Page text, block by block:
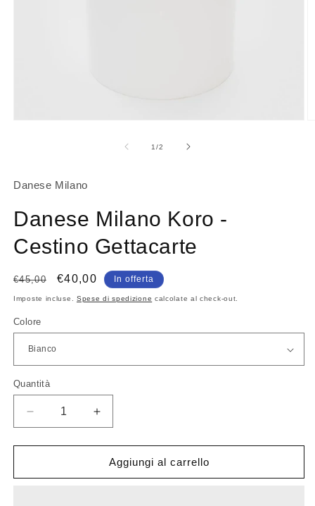
modale
1/su
2
Danese Milano
Danese Milano Koro -
Cestino Gettacarte
Prezzo
di
€45,00
Prezzo
scontato
€40,00 In offerta
Imposte incluse. Spese di spedizione calcolate al check-out.
Colore
Quantità
Quantità
Diminuisci
quantità
per
Milano
Aumenta
quantità
per
Danese
Milano
Aggiungi al carrello